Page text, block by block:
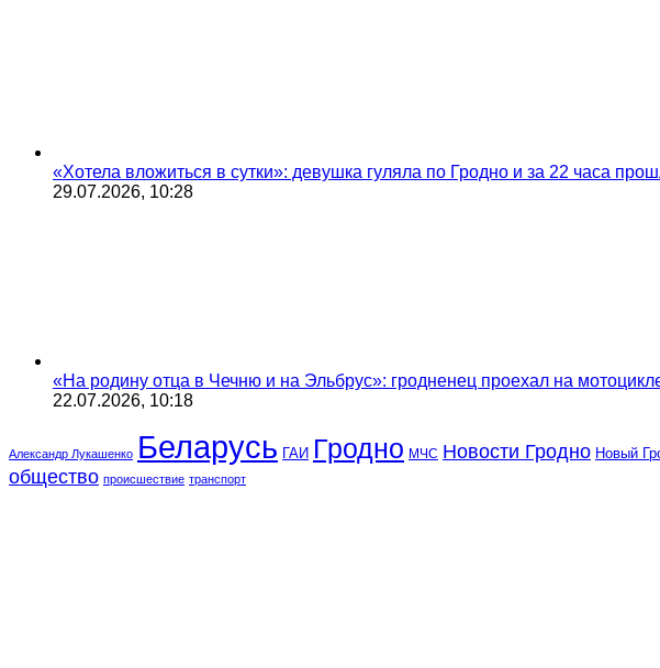
«Хотела вложиться в сутки»: девушка гуляла по Гродно и за 22 часа
29.07.2026, 10:28
«На родину отца в Чечню и на Эльбрус»: гродненец проехал на
22.07.2026, 10:18
Александр Лукашенко Беларусь ГАИ Гродно МЧС Новости Гродно Новый
общество происшествие транспорт